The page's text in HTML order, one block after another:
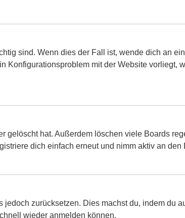
sind. Wenn dies der Fall ist, wende dich an
Konfigurationsproblem mit der Website vorliegt,
gelöscht hat. Außerdem löschen viele Boards
dich einfach erneut und nimm aktiv an den
zurücksetzen. Dies machst du, indem du
wieder anmelden können.